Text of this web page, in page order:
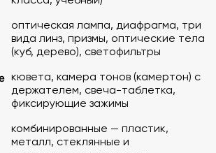
– 1 шт.
– 5 шт.
гранями – 1 шт.
1 шт.
– 1 шт.
оптическая лампа, диафрагма, три
вида линз, призмы, оптические тела
(куб, дерево), светофильтры
кювета, камера тонов (камертон) с
держателем, свеча-таблетка,
фиксирующие зажимы
комбинированные — пластик,
металл, стеклянные и